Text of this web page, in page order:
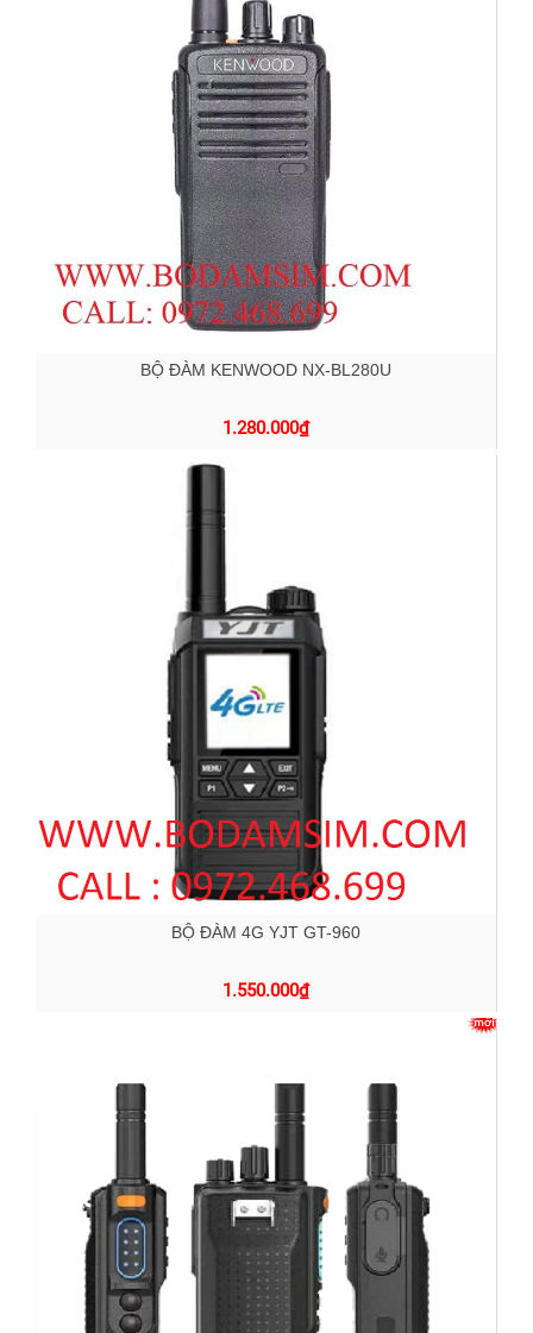
BỘ ĐÀM KENWOOD NX-BL280U
1.280.000₫
BỘ ĐÀM 4G YJT GT-960
1.550.000₫